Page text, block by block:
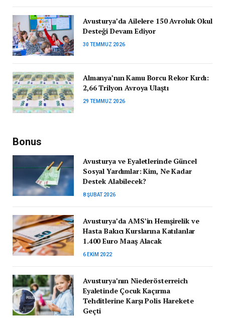
Avusturya’da Ailelere 150 Avroluk Okul
Desteği Devam Ediyor
30 TEMMUZ 2026
Almanya’nın Kamu Borcu Rekor Kırdı:
2,66 Trilyon Avroya Ulaştı
29 TEMMUZ 2026
Bonus
Avusturya ve Eyaletlerinde Güncel
Sosyal Yardımlar: Kim, Ne Kadar
Destek Alabilecek?
8 ŞUBAT 2026
Avusturya’da AMS’in Hemşirelik ve
Hasta Bakıcı Kurslarına Katılanlar
1.400 Euro Maaş Alacak
6 EKIM 2022
Avusturya’nın Niederösterreich
Eyaletinde Çocuk Kaçırma
Tehditlerine Karşı Polis Harekete
Geçti